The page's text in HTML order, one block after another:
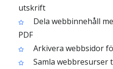
utskrift
Dela webbinnehåll
PDF
Arkivera webbsidor
Samla